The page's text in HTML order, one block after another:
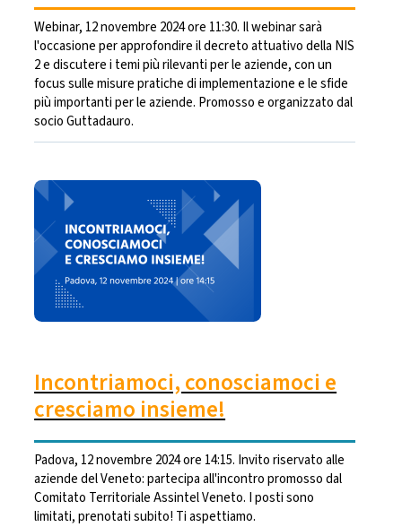
Webinar, 12 novembre 2024 ore 11:30. Il webinar sarà
l'occasione per approfondire il decreto attuativo della NIS
2 e discutere i temi più rilevanti per le aziende, con un
focus sulle misure pratiche di implementazione e le sfide
più importanti per le aziende. Promosso e organizzato dal
socio Guttadauro.
Incontriamoci, conosciamoci e
cresciamo insieme!
Padova, 12 novembre 2024 ore 14:15. Invito riservato alle
aziende del Veneto: partecipa all'incontro promosso dal
Comitato Territoriale Assintel Veneto. I posti sono
limitati, prenotati subito! Ti aspettiamo.